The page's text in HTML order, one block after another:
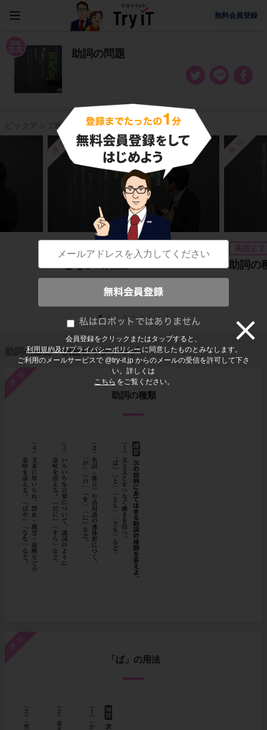
無料会員登録
会員登録をクリックまたはタップすると、
利用規約及びプライバシーポリシー に同意したものとみなします。
ご利用のメールサービスで @try-it.jp からのメールの受信を許可して下さ
い。詳しくは
こちら をご覧ください。
助詞の問題
ピックアップ映像授業
練習
「とも」の用法
高校古文
練習
助詞の
高校古文
助詞の練習・例題ピックアップ
練習
助詞の種類
練習
「ば」の用法